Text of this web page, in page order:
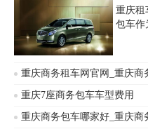
重庆租
包车作
成本的
尤其是
了一个
伙伴一
重庆商务租车网官网_重庆
重庆7座商务包车车型费用
重庆商务包车哪家好_重庆商